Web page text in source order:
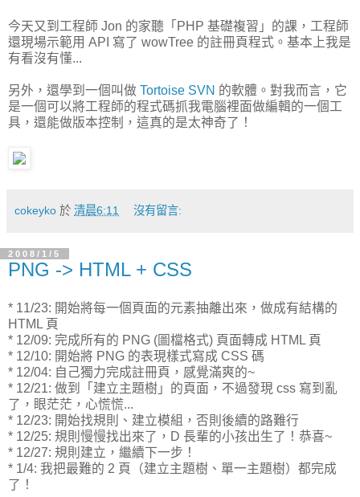
今天又到工程師 Jon 的家聽「PHP 基礎複習」的課，工程師
還現場示範用 API 寫了 wowTree 的註冊頁程式。基本上我是
有看沒有懂...
另外，還學到一個叫做 Tortoise SVN 的軟體。對我而言，它
是一個可以將工程師的程式碼抓我電腦裡面做編輯的一個工
具，還能做版本控制，這真的是太神奇了！
cokeyko 於 清晨6:11 沒有留言:
2008/1/5
PNG -> HTML + CSS
* 11/23: 開始將每一個頁面的元素抽離出來，做成有結構的
HTML 頁
* 12/09: 完成所有的 PNG (圖檔格式) 頁面轉成 HTML 頁
* 12/10: 開始將 PNG 的表現樣式寫成 CSS 碼
* 12/04: 自己獨力完成註冊頁，感覺滿爽的~
* 12/21: 做到「建立主題樹」的頁面，不過發現 css 寫到亂
了，眼茫茫，心慌慌...
* 12/23: 開始找規則、建立模組，否則後續的路難行
* 12/25: 規則慢慢找出來了，D 長輩的小孩出生了！恭喜~
* 12/27: 規則建立，繼續下一步！
* 1/4: 我把最難的 2 頁（建立主題樹、單一主題樹）都完成
了！